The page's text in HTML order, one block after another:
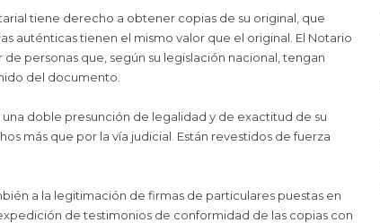
tiene derecho a obtener copias de su original, que
auténticas tienen el mismo valor que el original. El Notario
personas que, según su legislación nacional, tengan
del documento.
doble presunción de legalidad y de exactitud de su
más que por la vía judicial. Están revestidos de fuerza
a la legitimación de firmas de particulares puestas en
de testimonios de conformidad de las copias con